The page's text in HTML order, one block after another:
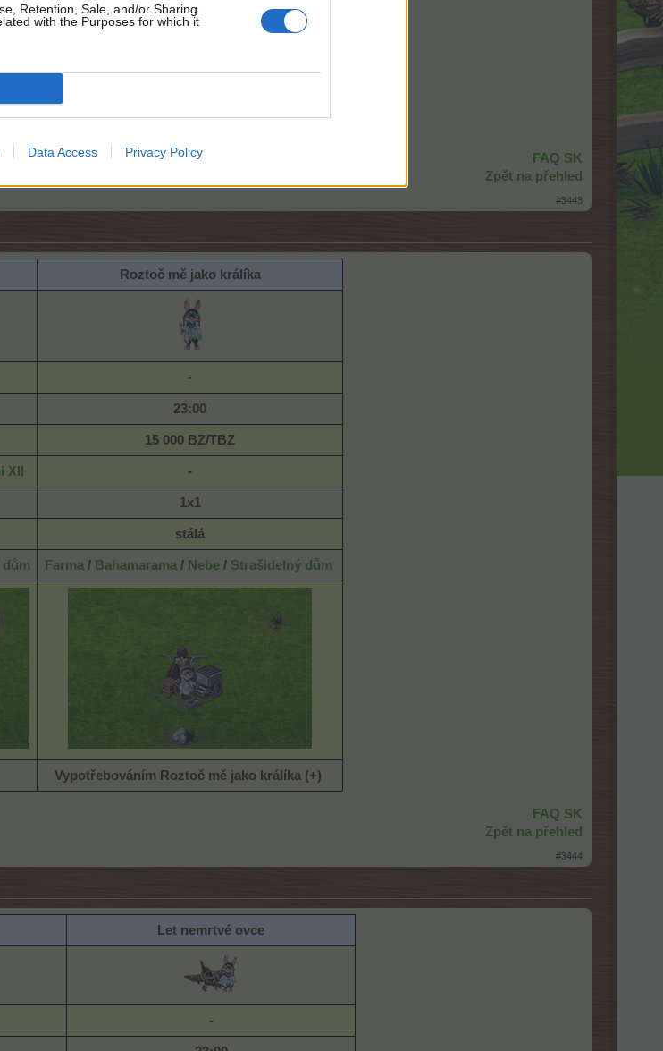
Retention, Sale, and/or Sharing
with the Purposes for which it
Data Access Privacy Policy
FAQ SK
Zpět na přehled
#3443
Roztoč mě jako králíka
-
23:00
15 000 BZ/TBZ
-
1x1
stálá
Farma/ Bahamarama/ Nebe/Strašidelný dům
Vypotřebováním Roztoč mě jako králíka (+)
FAQ SK
Zpět na přehled
#3444
Let nemrtvé ovce
-